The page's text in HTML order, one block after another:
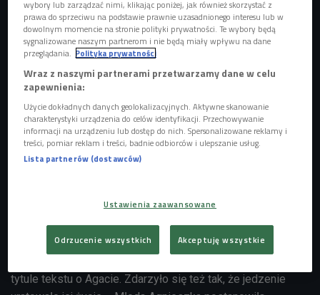
Agnieszka Osiecka - była kwintesencją poezji, a wszystko czego się dotknęła
O dobrze zaopatrzonym bufecie napisała w piosence
"Niech żyje bal". Dewolaje "serwowała" w "Piosence o
tytule tekstu o Agacie. Zdarzyło się też tak, że jedzenie
wybory lub zarządzać nimi, klikając poniżej, jak również skorzystać z
prawa do sprzeciwu na podstawie prawnie uzasadnionego interesu lub w
dowolnym momencie na stronie polityki prywatności. Te wybory będą
sygnalizowane naszym partnerom i nie będą miały wpływu na dane
przeglądania.
Polityka prywatności
Wraz z naszymi partnerami przetwarzamy dane w celu
zapewnienia:
Użycie dokładnych danych geolokalizacyjnych. Aktywne skanowanie
charakterystyki urządzenia do celów identyfikacji. Przechowywanie
informacji na urządzeniu lub dostęp do nich. Spersonalizowane reklamy i
treści, pomiar reklam i treści, badnie odbiorców i ulepszanie usług.
Lista partnerów (dostawców)
Ustawienia zaawansowane
Odrzucenie wszystkich Akceptuję wszystkie